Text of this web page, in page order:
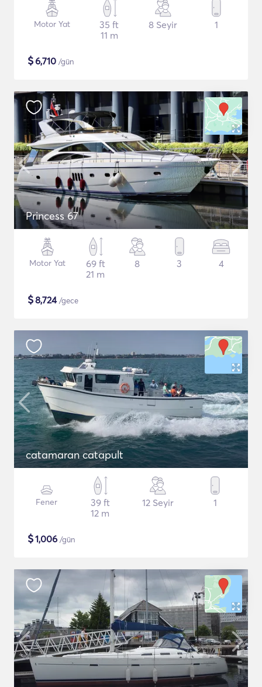
Motor Yat
35 ft
11 m
8 Seyir 1
$6,710 /gün
Princess 67
Motor Yat
69 ft
21 m
8 3 4
$8,724/gece
catamaran catapult
Fener
39 ft
12 m
12 Seyir 1
$1,006 /gün